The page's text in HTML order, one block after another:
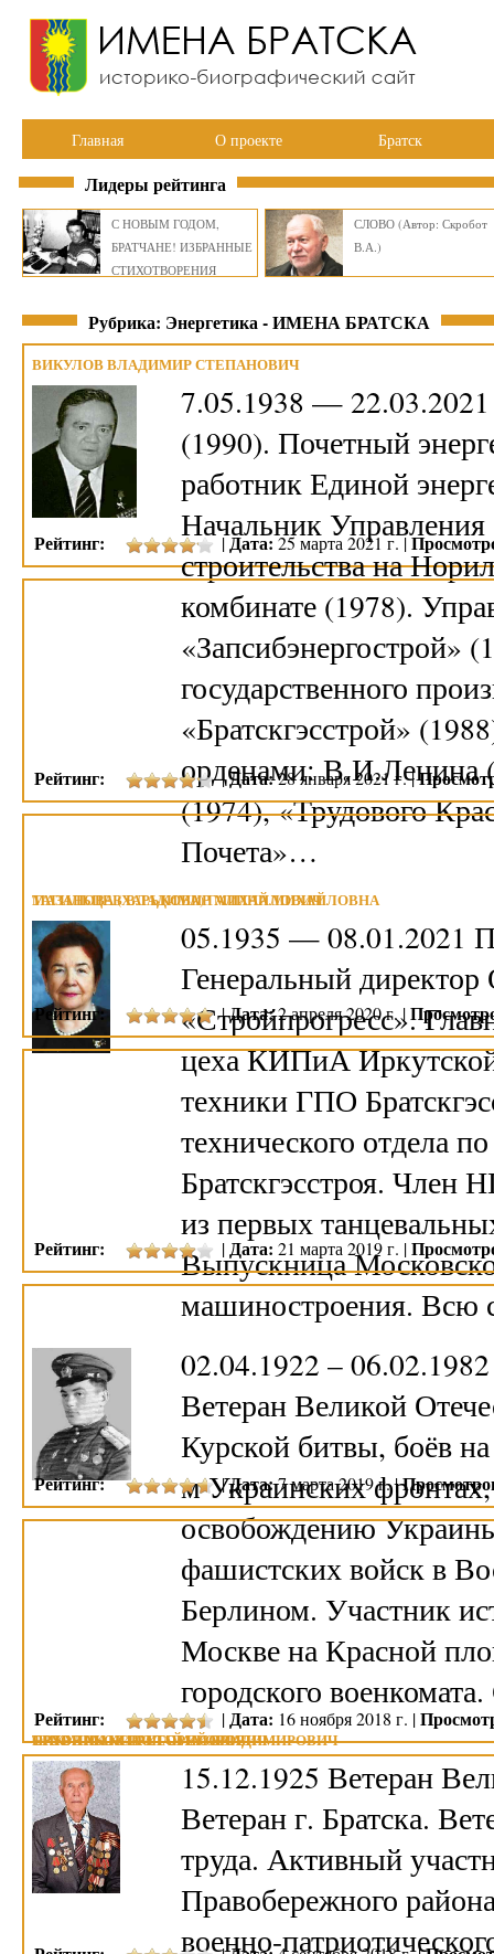
Главная О проекте Братск
Лидеры рейтинга
С НОВЫМ ГОДОМ,
БРАТЧАНЕ! ИЗБРАННЫЕ
СТИХОТВОРЕНИЯ
СЛОВО (Автор: Скробот
В.А.)
Рубрика: Энергетика - ИМЕНА БРАТСКА
ВИКУЛОВ ВЛАДИМИР СТЕПАНОВИЧ
7.05.1938 — 22.03.2021
(1990). Почетный
работник Единой
Начальник
строительства на
комбинате (1978).
«Запсибэнергострой»
государственного
«Братскгэсстрой»
орденами: В.И.Ленина
(1974), «Трудового
Почета»…
Рейтинг: |Дата:25 марта 2021 г. |
МАЗАНОВА (ХАРЬКОВА) ГАЛИНА МИХАЙЛОВНА
05.1935 — 08.01.2021
Генеральный
«Стройпрогресс».
цеха КИПиА
техники ГПО
технического отдела
Братскгэсстроя. Член
из первых
Выпускница
машиностроения.
Рейтинг: |Дата:28 января 2021 г. |
ТАГИЛЬЦЕВ ВЛАДИМИР МИХАЙЛОВИЧ
02.04.1922 –
Ветеран Великой
Курской битвы, боёв
м Украинских
освобождению
фашистских войск в
Берлином. Участник
Москве на Красной
городского
Рейтинг: |Дата:2 апреля 2020 г. |
НИКУЛИН НИКОЛАЙ ЕГОРОВИЧ
15.12.1925 Ветеран
Ветеран г. Братска.
труда. Активный
Правобережного
военно-
Рейтинг: |Дата: 21 марта 2019 г. |
ОРЛОВ МАКСИМ ТОМАСОВИЧ
Рейтинг: |Дата:7 марта 2019 г. |
ТРУБНИКОВ ГРИГОРИЙ ВЛАДИМИРОВИЧ
Рейтинг: |Дата: 16 ноября 2018 г. |